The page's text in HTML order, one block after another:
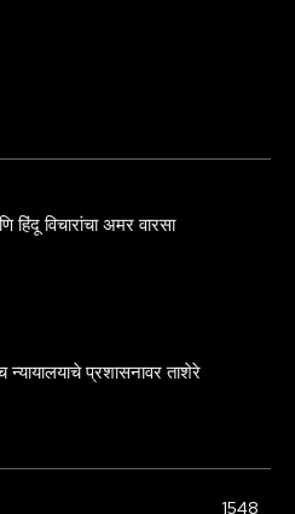
हिंदू विचारांचा अमर वारसा
न्यायालयाचे प्रशासनावर ताशेरे
1548